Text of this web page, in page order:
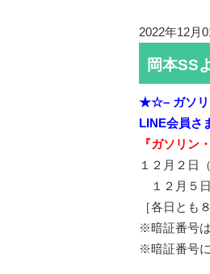
2022年12月
岡本SS
★☆– ガソ
LINE会員さ
『ガソリン
１２月２日
１２月５
［各日とも
※暗証番号
※暗証番号